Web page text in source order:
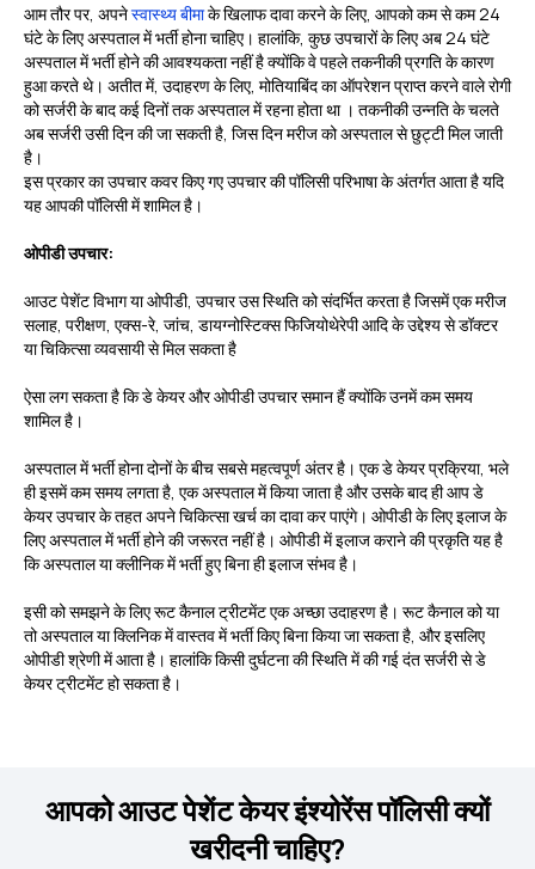
आम तौर पर, अपनेस्वास्थ्य बीमाके खिलाफ दावा करने के लिए, आपको कम से कम 24
घंटे के लिए अस्पताल में भर्ती होना चाहिए। हालांकि, कुछ उपचारों के लिए अब 24 घंटे
अस्पताल में भर्ती होने की आवश्यकता नहीं है क्योंकि वे पहले तकनीकी प्रगति के कारण
हुआ करते थे। अतीत में, उदाहरण के लिए, मोतियाबिंद का ऑपरेशन प्राप्त करने वाले रोगी
को सर्जरी के बाद कई दिनों तक अस्पताल में रहना होता था । तकनीकी उन्नति के चलते
अब सर्जरी उसी दिन की जा सकती है, जिस दिन मरीज को अस्पताल से छुट्टी मिल जाती
है।
इस प्रकार का उपचार कवर किए गए उपचार की पॉलिसी परिभाषा के अंतर्गत आता है यदि
यह आपकी पॉलिसी में शामिल है।
ओपीडी उपचार:
आउट पेशेंट विभाग या ओपीडी, उपचार उस स्थिति को संदर्भित करता है जिसमें एक मरीज
सलाह, परीक्षण, एक्स-रे, जांच, डायग्नोस्टिक्स फिजियोथेरेपी आदि के उद्देश्य से डॉक्टर
या चिकित्सा व्यवसायी से मिल सकता है
ऐसा लग सकता है कि डे केयर और ओपीडी उपचार समान हैं क्योंकि उनमें कम समय
शामिल है।
अस्पताल में भर्ती होना दोनों के बीच सबसे महत्वपूर्ण अंतर है। एक डे केयर प्रक्रिया, भले
ही इसमें कम समय लगता है, एक अस्पताल में किया जाता है और उसके बाद ही आप डे
केयर उपचार के तहत अपने चिकित्सा खर्च का दावा कर पाएंगे। ओपीडी के लिए इलाज के
लिए अस्पताल में भर्ती होने की जरूरत नहीं है। ओपीडी में इलाज कराने की प्रकृति यह है
कि अस्पताल या क्लीनिक में भर्ती हुए बिना ही इलाज संभव है।
इसी को समझने के लिए रूट कैनाल ट्रीटमेंट एक अच्छा उदाहरण है। रूट कैनाल को या
तो अस्पताल या क्लिनिक में वास्तव में भर्ती किए बिना किया जा सकता है, और इसलिए
ओपीडी श्रेणी में आता है। हालांकि किसी दुर्घटना की स्थिति में की गई दंत सर्जरी से डे
केयर ट्रीटमेंट हो सकता है।
आपको आउट पेशेंट केयर इंश्योरेंस पॉलिसी क्यों
खरीदनी चाहिए?